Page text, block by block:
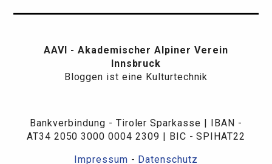
AAVI - Akademischer Alpiner Verein
Innsbruck
Bloggen ist eine Kulturtechnik
Bankverbindung - Tiroler Sparkasse | IBAN -
AT34 2050 3000 0004 2309 | BIC - SPIHAT22
Impressum - Datenschutz